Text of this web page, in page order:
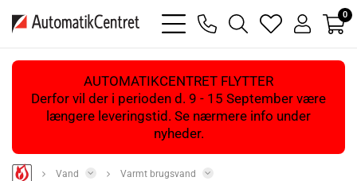
bars
light
phone
magnifying
glass
heart
light
user
light
0
AUTOMATIKCENTRET FLYTTER
Derfor vil der i perioden d. 9 - 15 September være
længere leveringstid. Se nærmere info under
nyheder.
Vand
Varmt brugsvand